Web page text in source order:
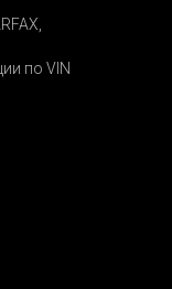
по VIN